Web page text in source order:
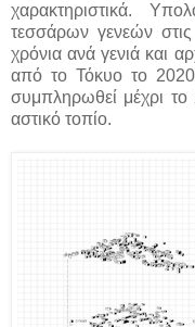
χαρακτηριστικά.
τεσσάρων γενεών στις
χρόνια ανά γενιά και
από το Τόκυο το
συμπληρωθεί μέχρι
αστικό τοπίο.